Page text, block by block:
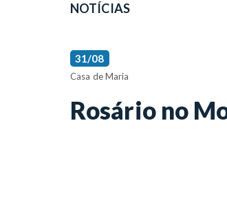
NOTÍCIAS
31/08
Casa de Maria
Rosário no